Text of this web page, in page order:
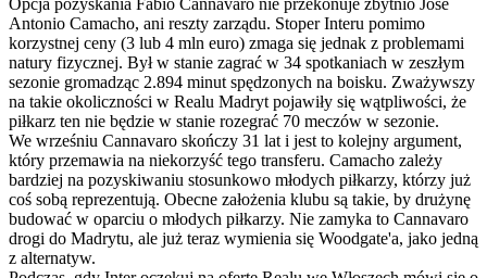
Antonio Camacho, ani reszty zarządu. Stoper Interu pomimo
korzystnej ceny (3 lub 4 mln euro) zmaga się jednak z problemami
natury fizycznej. Był w stanie zagrać w 34 spotkaniach w zeszłym
sezonie gromadząc 2.894 minut spędzonych na boisku. Zważywszy
na takie okoliczności w Realu Madryt pojawiły się wątpliwości, że
piłkarz ten nie będzie w stanie rozegrać 70 meczów w sezonie.
We wrześniu Cannavaro skończy 31 lat i jest to kolejny argument,
który przemawia na niekorzyść tego transferu. Camacho zależy
bardziej na pozyskiwaniu stosunkowo młodych piłkarzy, którzy już
coś sobą reprezentują. Obecne założenia klubu są takie, by drużynę
budować w oparciu o młodych piłkarzy. Nie zamyka to Cannavaro
drogi do Madrytu, ale już teraz wymienia się Woodgate'a, jako jedną
z alternatyw.